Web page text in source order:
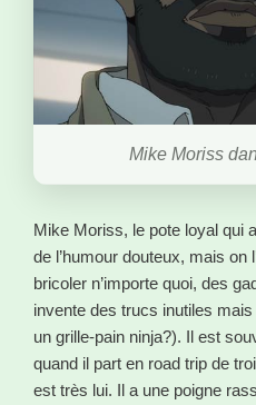
Mike Moriss
Mike Moriss, le pote loyal qui
de l’humour douteux, mais on
bricoler n’importe quoi, des
invente des trucs inutiles
un grille-pain ninja?). Il est
quand il part en road trip de
est très lui. Il a une poigne